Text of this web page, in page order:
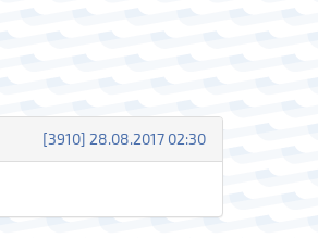
[3910] 28.08.2017 02:30